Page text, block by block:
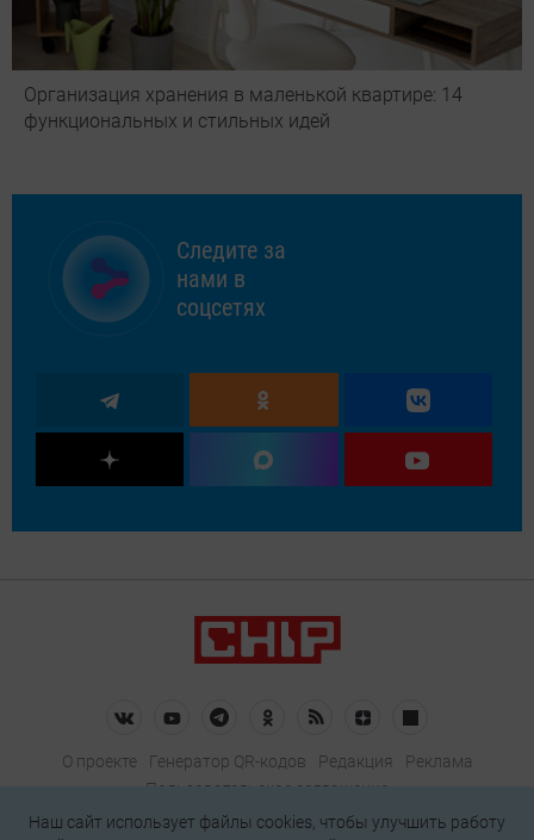
Организация хранения в маленькой квартире: 14
функциональных и стильных идей
Следите за
нами в
соцсетях
О проекте Генератор QR-кодов Редакция
Реклама
Пользовательское соглашение
Политика конфиденциальности
Наш сайт использует файлы cookies, чтобы улучшить работу